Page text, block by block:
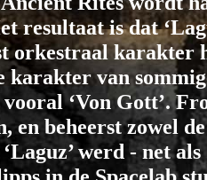
resultaat is dat
orkestraal karakter
karakter van
vooral ‘Von Gott’.
en beheerst zowel
werd - net als